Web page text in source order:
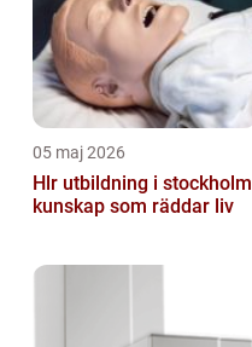
05 maj 2026
Hlr utbildning i stockholm
kunskap som räddar liv